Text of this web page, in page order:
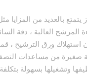
يتمتع بالعديد من المزايا
المرشح العالية ، دقة
استهلاك ورق الترشيح ،
صغيرة من مساعدات
وتشغيلها بسهولة